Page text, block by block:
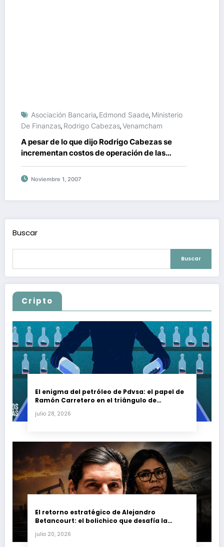
Asociación Bancaria, Edmond Saade, Ministerio
De Finanzas, Rodrigo Cabezas,Venamcham
A pesar de lo que dijo Rodrigo Cabezas se
incrementan costos de operación de las
empresas
Noviembre 1, 2007
Buscar
Buscar
Cripto
El enigma del petróleo de Pdvsa: el papel de
Ramón Carretero en el triángulo de
julio 28, 2026
El retorno estratégico de Alejandro
Betancourt: el bolichico que desafía la
petrolera venezolana
julio 20, 2026